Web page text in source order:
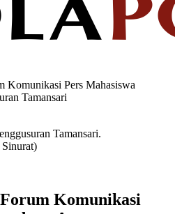
Komunikasi Pers Mahasiswa
Tamansari
Tamansari.
Komunikasi